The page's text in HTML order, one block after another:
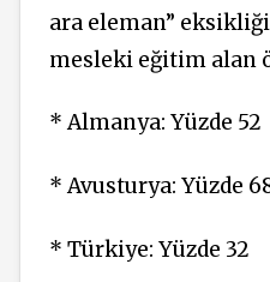
ara eleman”
mesleki eğitim alan
* Almanya: Yüzde 52
* Avusturya: Yüzde
* Türkiye: Yüzde 32